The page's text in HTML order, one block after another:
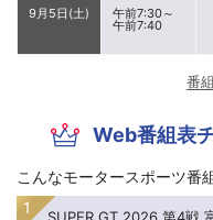
9月5日(土) 午前7:30～
午前7:40
番
Web番組表
こんなモータースポーツ番